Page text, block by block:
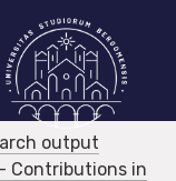
output
Contributions in